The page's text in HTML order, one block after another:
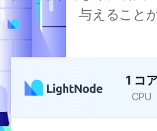
与えること
1 コ
CPU